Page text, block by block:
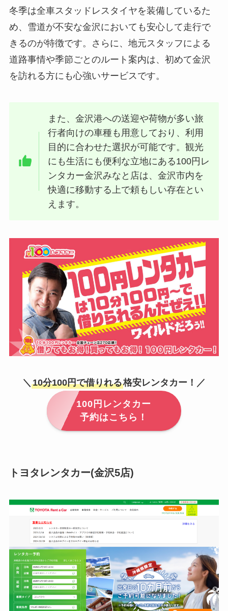
冬季は全車スタッドレスタイヤを装備しているた
め、雪道が不安な金沢においても安心して走行で
きるのが特徴です。さらに、地元スタッフによる
道路事情や季節ごとのルート案内は、初めて金沢
を訪れる方にも心強いサービスです。
また、金沢港への送迎や荷物が多い旅
行者向けの車種も用意しており、利用
目的に合わせた選択が可能です。観光
にも生活にも便利な立地にある100円レ
ンタカー金沢みなと店は、金沢市内を
快適に移動する上で頼もしい存在とい
えます。
＼ 10分100円で借りれる格安レンタカー！／
100円レンタカー
予約はこちら！
トヨタレンタカー(金沢5店)